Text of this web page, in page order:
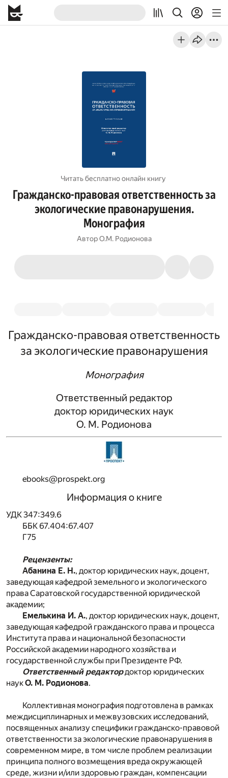
Читать бесплатно онлайн книгу
Гражданско-правовая ответственность за
экологические правонарушения.
Монография
Автор О.М. Родионова
Гражданско-правовая ответственность
за экологические правонарушения
Монография
Ответственный редактор
доктор юридических наук
О. М. Родионова
ebooks@prospekt.org
Информация о книге
УДК 347:349.6
ББК 67.404:67.407
Г75
Рецензенты:
Абанина Е. Н., доктор юридических наук, доцент,
заведующая кафедрой земельного и экологического
права Саратовской государственной юридической
академии;
Емелькина И. А., доктор юридических наук, доцент,
заведующая кафедрой гражданского права и процесса
Института права и национальной безопасности
Российской академии народного хозяйства и
государственной службы при Президенте РФ.
Ответственный редактордоктор юридических
наукО. М. Родионова.
Коллективная монография подготовлена в рамках
междисциплинарных и межвузовских исследований,
посвященных анализу специфики гражданско-правовой
ответственности за экологические правонарушения в
современном мире, в том числе проблем реализации
принципа полного возмещения вреда окружающей
среде, жизни и/или здоровью граждан, компенсации